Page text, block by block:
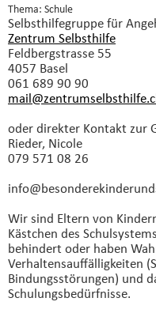
Thema: Schule
Selbsthilfegruppefür
Zentrum Selbsthilfe
Feldbergstrasse 55
4057 Basel
061 689 90 90
mail@zentrumselbsthilfe.
oder direkter Kontakt zur
Rieder, Nicole
079 571 08 26
Wir sind Eltern von
Kästchen des
behindert oder haben
Verhaltensauffälligkeiten
Bindungsstörungen) und
Schulungsbedürfnisse.